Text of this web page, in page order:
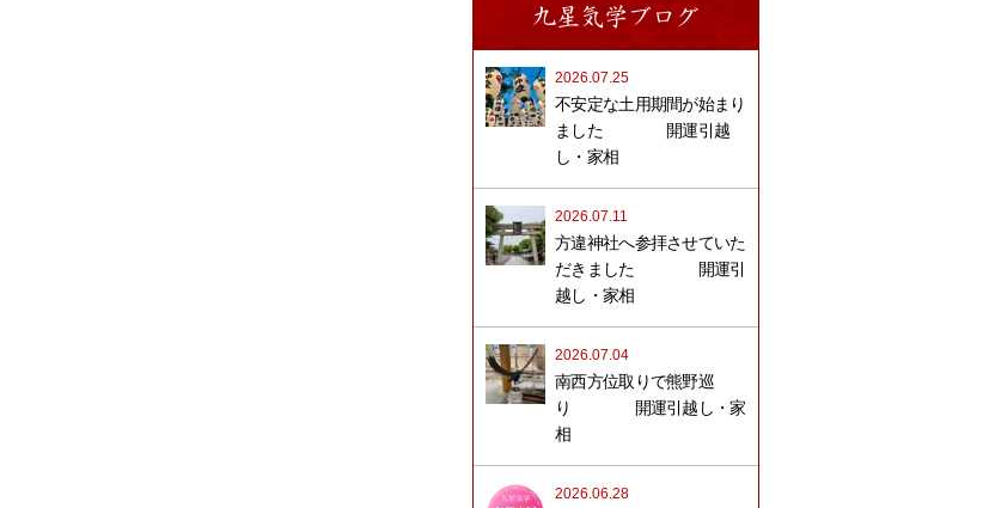
九星気学ブログ
2026.07.25
不安定な土用期間が始まり
ました 開運引越
し・家相
2026.07.11
方違神社へ参拝させていた
だきました 開運引
越し・家相
2026.07.04
南西方位取りで熊野巡
り 開運引越し・家
相
2026.06.28